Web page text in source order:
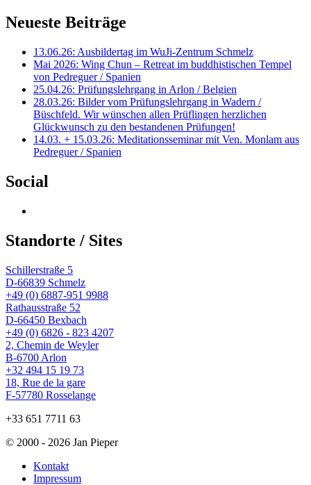
Neueste Beiträge
13.06.26: Ausbildertag im WuJi-Zentrum Schmelz
Mai 2026: Wing Chun – Retreat im buddhistischen Tempel
von Pedreguer / Spanien
25.04.26: Prüfungslehrgang in Arlon / Belgien
28.03.26: Bilder vom Prüfungslehrgang in Wadern /
Büschfeld. Wir wünschen allen Prüflingen herzlichen
Glückwunsch zu den bestandenen Prüfungen!
14.03. + 15.03.26: Meditationsseminar mit Ven. Monlam aus
Pedreguer / Spanien
Social
wingtsun.arlon
auf
anzeigen
Standorte / Sites
Schillerstraße 5
D-66839 Schmelz
+49 (0) 6887-951 9988
Rathausstraße 52
D-66450 Bexbach
+49 (0) 6826 - 823 4207
2, Chemin de Weyler
B-6700 Arlon
+32 494 15 19 73
18, Rue de la gare
F-57780 Rosselange
+33 651 7711 63
© 2000 - 2026 Jan Pieper
Kontakt
Impressum